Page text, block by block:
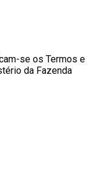
se os Termos e
da Fazenda